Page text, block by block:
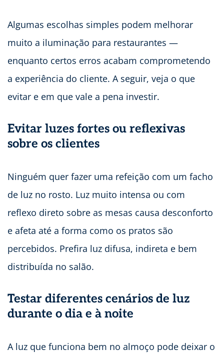
Algumas escolhas simples podem melhorar
muito a iluminação para restaurantes —
enquanto certos erros acabam comprometendo
a experiência do cliente. A seguir, veja o que
evitar e em que vale a pena investir.
Evitar luzes fortes ou reflexivas
sobre os clientes
Ninguém quer fazer uma refeição com um facho
de luz no rosto. Luz muito intensa ou com
reflexo direto sobre as mesas causa desconforto
e afeta até a forma como os pratos são
percebidos. Prefira luz difusa, indireta e bem
distribuída no salão.
Testar diferentes cenários de luz
durante o dia e à noite
A luz que funciona bem no almoço pode deixar o